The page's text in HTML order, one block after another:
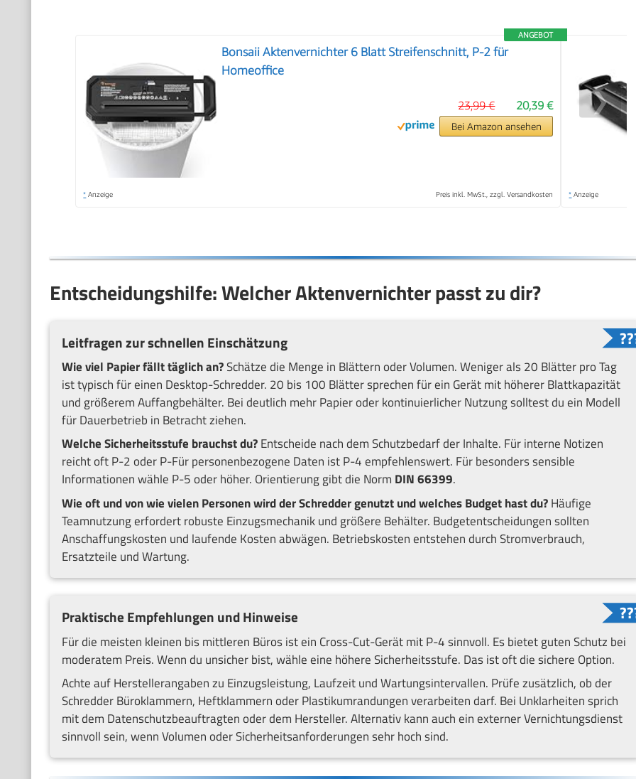
ANGEBOT
Bonsaii Aktenvernichter 6 Blatt Streifenschnitt, P-2 für
Homeoffice
20,39 €
23,99 €
Bei Amazon ansehen
* Anzeige Preis inkl. MwSt., zzgl. Versandkosten * Anzeige
❯
Entscheidungshilfe: Welcher Aktenvernichter passt zu dir?
Leitfragen zur schnellen Einschätzung
Wie viel Papier fällt täglich an?Schätze die Menge in Blättern oder Volumen. Weniger als 20 Blätter pro Tag
ist typisch für einen Desktop-Schredder. 20 bis 100 Blätter sprechen für ein Gerät mit höherer Blattkapazität
und größerem Auffangbehälter. Bei deutlich mehr Papier oder kontinuierlicher Nutzung solltest du ein Modell
für Dauerbetrieb in Betracht ziehen.
Welche Sicherheitsstufe brauchst du?Entscheide nach dem Schutzbedarf der Inhalte. Für interne Notizen
reicht oft P-2 oder P-Für personenbezogene Daten ist P-4 empfehlenswert. Für besonders sensible
Informationen wähle P-5 oder höher. Orientierung gibt die Norm DIN 66399.
Wie oft und von wie vielen Personen wird der Schredder genutzt und welches Budget hast du?Häufige
Teamnutzung erfordert robuste Einzugsmechanik und größere Behälter. Budgetentscheidungen sollten
Anschaffungskosten und laufende Kosten abwägen. Betriebskosten entstehen durch Stromverbrauch,
Ersatzteile und Wartung.
Praktische Empfehlungen und Hinweise
Für die meisten kleinen bis mittleren Büros ist ein Cross-Cut-Gerät mit P-4 sinnvoll. Es bietet guten Schutz bei
moderatem Preis. Wenn du unsicher bist, wähle eine höhere Sicherheitsstufe. Das ist oft die sichere Option.
Achte auf Herstellerangaben zu Einzugsleistung, Laufzeit und Wartungsintervallen. Prüfe zusätzlich, ob der
Schredder Büroklammern, Heftklammern oder Plastikumrandungen verarbeiten darf. Bei Unklarheiten sprich
mit dem Datenschutzbeauftragten oder dem Hersteller. Alternativ kann auch ein externer Vernichtungsdienst
sinnvoll sein, wenn Volumen oder Sicherheitsanforderungen sehr hoch sind.